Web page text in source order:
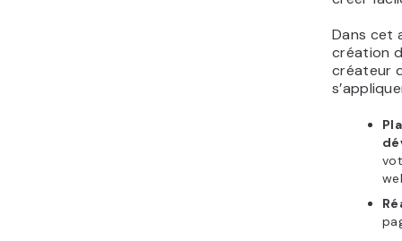
Dans cet
création
créateur